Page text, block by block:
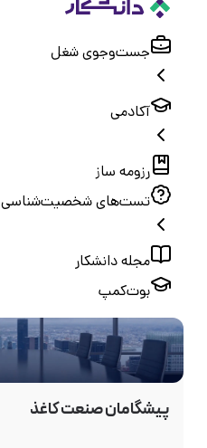
جست‌و‌جوی شغل
آکادمی
رزومه ساز
تست‌های شخصیت‌شناسی
مجله دانشکار
بوت‌کمپ
پیشگامان صنعت کاغذ